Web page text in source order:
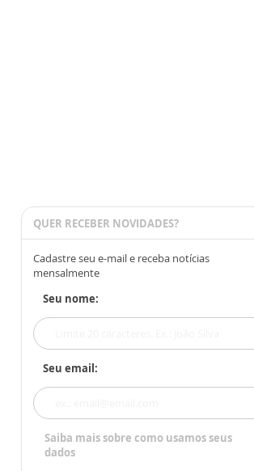
QUER RECEBER NOVIDADES?
Cadastre seu e-mail e receba notícias
mensalmente
Seu nome:
Seu email:
Saiba mais sobre como usamos seus
dados